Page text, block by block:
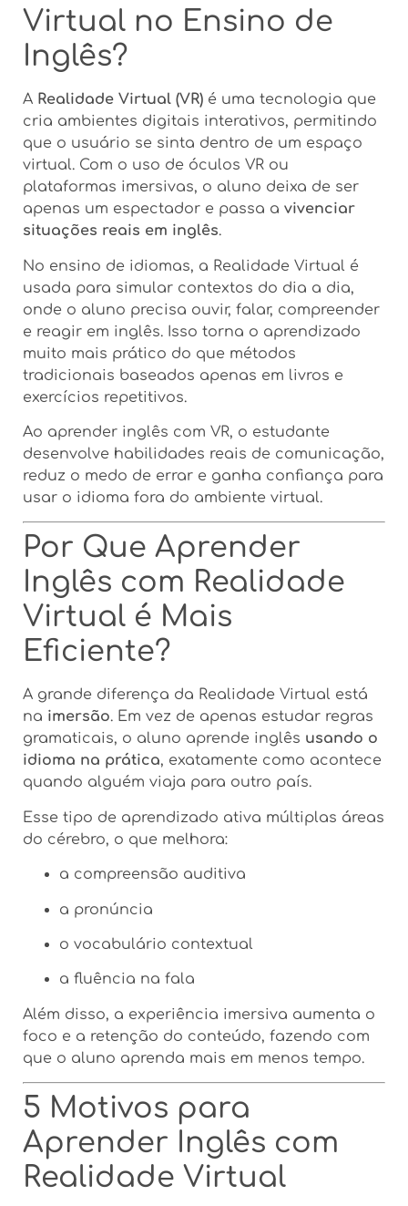
Virtual no Ensino de
Inglês?
A Realidade Virtual (VR) é uma tecnologia que
cria ambientes digitais interativos, permitindo
que o usuário se sinta dentro de um espaço
virtual. Com o uso de óculos VR ou
plataformas imersivas, o aluno deixa de ser
apenas um espectador e passa a vivenciar
situações reais em inglês.
No ensino de idiomas, a Realidade Virtual é
usada para simular contextos do dia a dia,
onde o aluno precisa ouvir, falar, compreender
e reagir em inglês. Isso torna o aprendizado
muito mais prático do que métodos
tradicionais baseados apenas em livros e
exercícios repetitivos.
Ao aprender inglês com VR, o estudante
desenvolve habilidades reais de comunicação,
reduz o medo de errar e ganha confiança para
usar o idioma fora do ambiente virtual.
Por Que Aprender
Inglês com Realidade
Virtual é Mais
Eficiente?
A grande diferença da Realidade Virtual está
na imersão. Em vez de apenas estudar regras
gramaticais, o aluno aprende inglês usando o
idioma na prática, exatamente como acontece
quando alguém viaja para outro país.
Esse tipo de aprendizado ativa múltiplas áreas
do cérebro, o que melhora:
a compreensão auditiva
a pronúncia
o vocabulário contextual
a fluência na fala
Além disso, a experiência imersiva aumenta o
foco e a retenção do conteúdo, fazendo com
que o aluno aprenda mais em menos tempo.
5 Motivos para
Aprender Inglês com
Realidade Virtual